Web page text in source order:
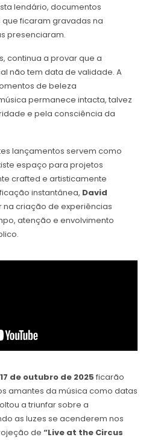
lendário, documentos
ficaram gravadas na
presenciaram.
continua a provar que a
não tem data de validade. A
de beleza
permanece intacta, talvez
e pela consciência da
lançamentos servem como
espaço para projetos
crafted e artisticamente
instantânea, David
criação de experiências
atenção e envolvimento
de outubro de 2025 ficarão
amantes da música como datas
a triunfar sobre a
as luzes se acenderem nos
de “Live at the Circus